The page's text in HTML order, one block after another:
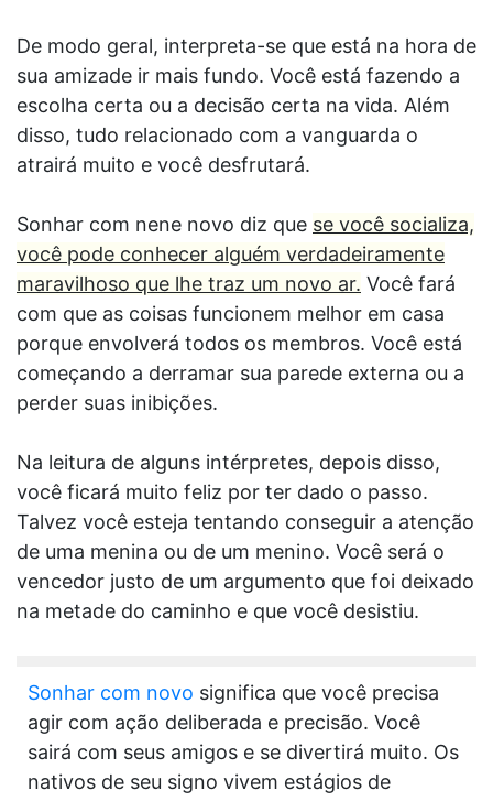
De modo geral, interpreta-se que está na hora de
sua amizade ir mais fundo. Você está fazendo a
escolha certa ou a decisão certa na vida. Além
disso, tudo relacionado com a vanguarda o
atrairá muito e você desfrutará.
Sonhar com nene novo diz que se você socializa,
você pode conhecer alguém verdadeiramente
maravilhoso que lhe traz um novo ar. Você fará
com que as coisas funcionem melhor em casa
porque envolverá todos os membros. Você está
começando a derramar sua parede externa ou a
perder suas inibições.
Na leitura de alguns intérpretes, depois disso,
você ficará muito feliz por ter dado o passo.
Talvez você esteja tentando conseguir a atenção
de uma menina ou de um menino. Você será o
vencedor justo de um argumento que foi deixado
na metade do caminho e que você desistiu.
Sonhar com novo significa que você precisa
agir com ação deliberada e precisão. Você
sairá com seus amigos e se divertirá muito. Os
nativos de seu signo vivem estágios de